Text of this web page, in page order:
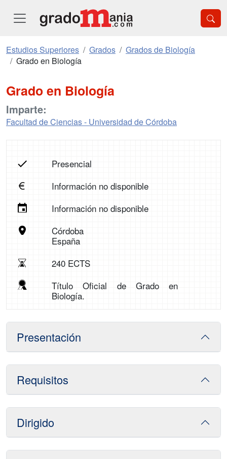
Estudios Superiores Grados
Grados de Biología
Grado en Biología
Grado en Biología
Imparte:
Facultad de Ciencias - Universidad de Córdoba
Presencial
Información no disponible
Información no disponible
Córdoba
España
240 ECTS
Título Oficial de Grado en
Biología.
Presentación
Requisitos
Dirigido